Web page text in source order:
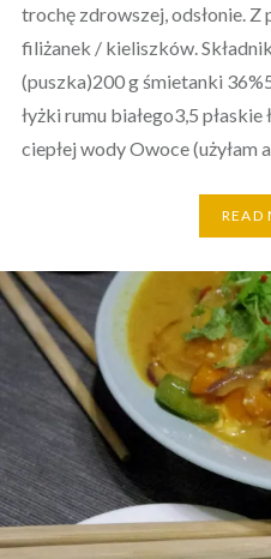
trochę zdrowszej, odsłonie.
filiżanek / kieliszków.
(puszka)200 g śmietanki
łyżki rumu białego3,5
ciepłej wody Owoce (użyłam
READ